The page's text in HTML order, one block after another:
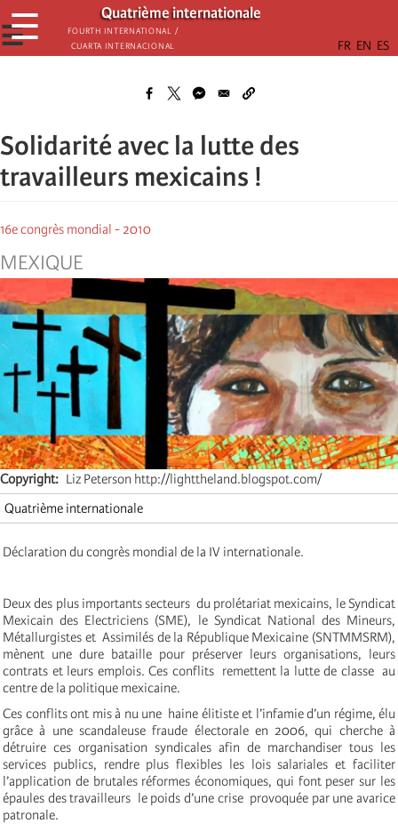
Παράκαμψη
προς
το
Quatrième internationale
Fourth International /
Cuarta Internacional
☰
☰
Solidarité avec la lutte des
travailleurs mexicains !
16e congrès mondial - 2010
MEXIQUE
Copyright
Liz Peterson http://lighttheland.blogspot.com/
Quatrième internationale
Déclaration du congrès mondial de la IV internationale.
Deux des plus importants secteurs du prolétariat mexicains, le Syndicat
Mexicain des Electriciens (SME), le Syndicat National des Mineurs,
Métallurgistes et Assimilés de la République Mexicaine (SNTMMSRM),
mènent une dure bataille pour préserver leurs organisations, leurs
contrats et leurs emplois. Ces conflits remettent la lutte de classe au
centre de la politique mexicaine.
Ces conflits ont mis à nu une haine élitiste et l’infamie d’un régime, élu
grâce à une scandaleuse fraude électorale en 2006, qui cherche à
détruire ces organisation syndicales afin de marchandiser tous les
services publics, rendre plus flexibles les lois salariales et faciliter
l’application de brutales réformes économiques, qui font peser sur les
épaules des travailleurs le poids d’une crise provoquée par une avarice
patronale.